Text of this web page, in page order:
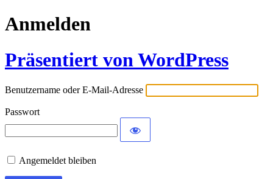
Anmelden
Präsentiert von WordPress
Benutzername oder E-Mail-Adresse
Passwort
Angemeldet bleiben